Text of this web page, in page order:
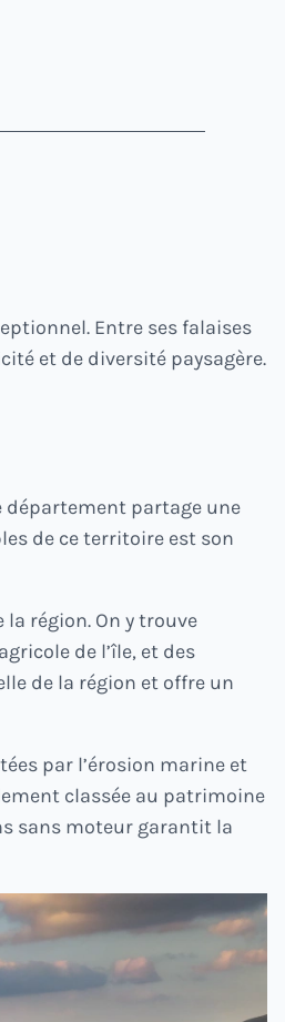
Entre ses falaises
et de diversité paysagère.
département partage une
de ce territoire est son
région. On y trouve
de l’île, et des
de la région et offre un
par l’érosion marine et
classée au patrimoine
sans moteur garantit la